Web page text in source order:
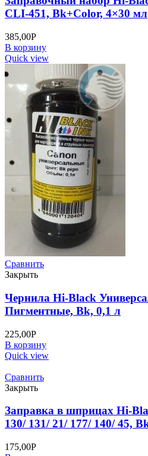
CLI-451, Bk+Color, 4×30 мл
385,00Р
В корзину
Quick view
Сравнить
Закрыть
Чернила Hi-Black
Пигментные, Bk, 0,1 л
225,00Р
В корзину
Quick view
Сравнить
Закрыть
Заправка в шприцах Hi-
130/ 131/ 21/ 177/ 140/ 45,
175,00Р